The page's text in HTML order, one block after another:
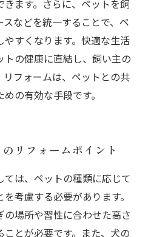
ます。さらに、ペットを飼
などを統一することで、ペ
やすくなります。快適な生活
の健康に直結し、飼い主の
フォームは、ペットとの共
の有効な手段です。
リフォームポイント
は、ペットの種類に応じて
考慮する必要があります。
場所や習性に合わせた高さ
とが必要です。また、犬の